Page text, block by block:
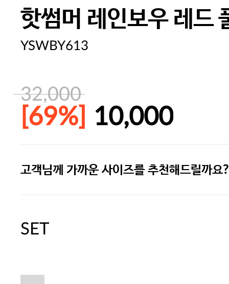
핫썸머 레인보우 레드
YSWBY613
32,000
[69%] 10,000
주말특가 20%(8.7~8.9)/5만원 이
고객님께 가까운 사이즈를 추천해드릴까요?
SET